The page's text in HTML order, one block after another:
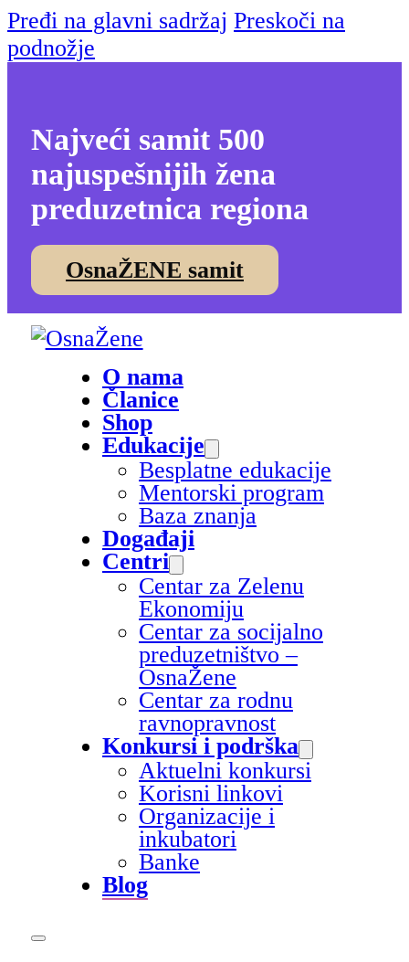
Pređi na glavni sadržaj Preskoči na
podnožje
Najveći samit 500
najuspešnijih žena
preduzetnica regiona
OsnaŽENE samit
O nama
Članice
Shop
Edukacije
Besplatne edukacije
Mentorski program
Baza znanja
Događaji
Centri
Centar za Zelenu
Ekonomiju
Centar za socijalno
preduzetništvo –
OsnaŽene
Centar za rodnu
ravnopravnost
Konkursi i podrška
Aktuelni konkursi
Korisni linkovi
Organizacije i
inkubatori
Banke
Blog